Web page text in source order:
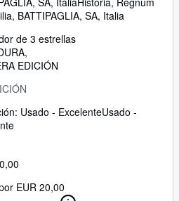
, BATTIPAGLIA, SA, Italia
de 3 estrellas
EDICIÓN
Usado - ExcelenteUsado -
EUR 20,00